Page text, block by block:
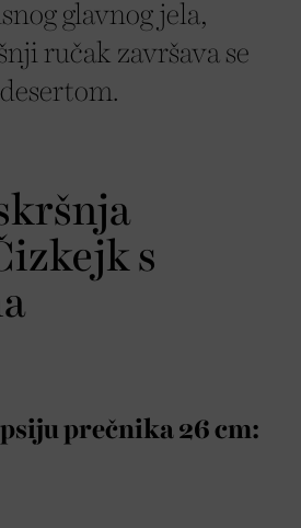
glavnog jela,
ručak završava se
s
prečnika 26 cm: